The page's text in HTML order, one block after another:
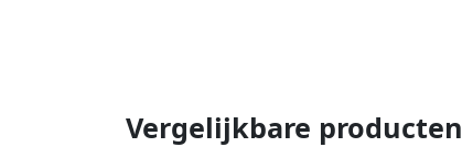
Vergelijkbare producten